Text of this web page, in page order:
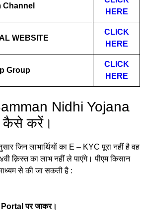
Channel
HERE
WEBSITE
CLICK
HERE
Group
CLICK
HERE
Nidhi Yojana
कैसे करें।
जिन लाभार्थियों का E – KYC पूरा नहीं है वह
क़िस्त का लाभ नहीं ले पाएंगे। पीएम किसान
से की जा सकती है :
Portal पर जाकर।